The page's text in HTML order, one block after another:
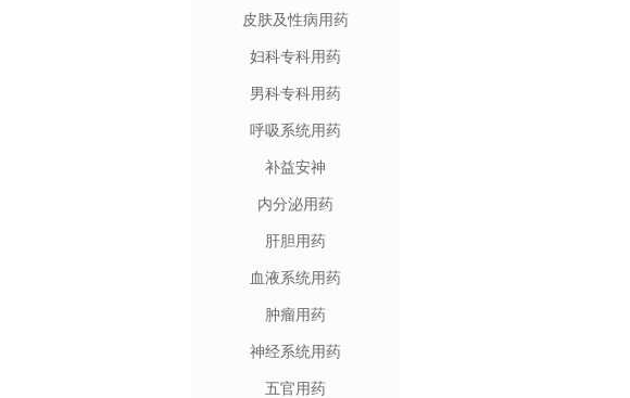
皮肤及性病用药
妇科专科用药
男科专科用药
呼吸系统用药
补益安神
内分泌用药
肝胆用药
血液系统用药
肿瘤用药
神经系统用药
五官用药